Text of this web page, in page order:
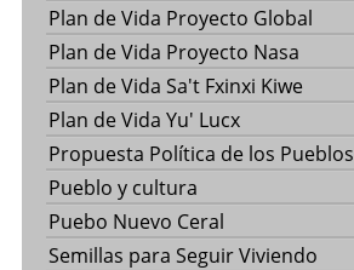
Plan de Vida Proyecto Global
Plan de Vida Proyecto Nasa
Plan de Vida Sa't Fxinxi Kiwe
Plan de Vida Yu' Lucx
Propuesta Política de los Pueblos
Pueblo y cultura
Puebo Nuevo Ceral
Semillas para Seguir Viviendo